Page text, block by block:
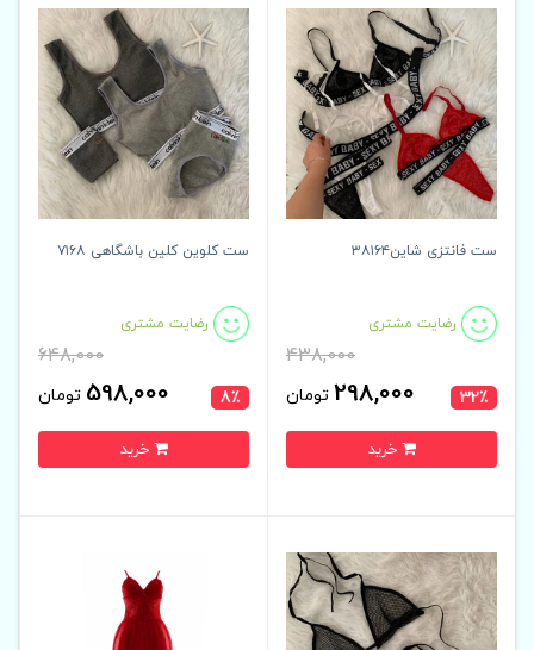
32٪
ست فانتزی شاین۳۸۱۶۴
رضایت مشتری
438,000
298,000 تومان 8٪
ست کلوین کلین باشگاهی ۷۱۶۸
رضایت مشتری
648,000
598,000 تومان